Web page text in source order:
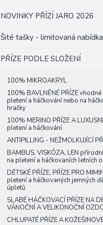
NOVINKY PŘÍZÍ JARO 2026
Šité tašky - limitovaná nabídka
PŘÍZE PODLE SLOŽENÍ
100% MIKROAKRYL
100% BAVLNĚNÉ PŘÍZE
pletení a háčkování nebo na
hračky
100% MERINO PŘÍZE A
pletení a háčkování
ANTIPILLING - NEŽMOLKUJÍCÍ
BAMBUS, VISKÓZA, LEN
na pletení a háčkovaních letních
DĚTSKÉ PŘÍZE, PŘÍZE PRO
pletení a háčkovaných jemných
úpletů
SLABÉ HÁČKOVACÍ PŘÍZE NA
VÁNOČNÍ A VELIKONOČNÍ
CHLUPATÉ PŘÍZE A